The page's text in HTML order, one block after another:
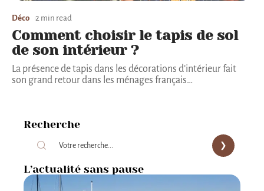
Déco 2 min read
Comment choisir le tapis de sol
de son intérieur ?
La présence de tapis dans les décorations d’intérieur fait
son grand retour dans les ménages français…
Recherche
L’actualité sans pause